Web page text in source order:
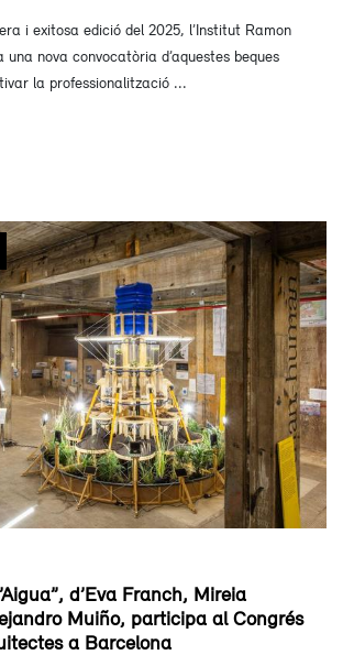
i exitosa edició del 2025, l’Institut Ramon
una nova convocatòria d’aquestes beques
la professionalització ...
d’Eva Franch, Mireia
Muiño, participa al Congrés
a Barcelona